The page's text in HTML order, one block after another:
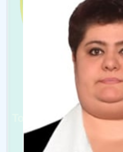
Toshkent shaxar
sonli